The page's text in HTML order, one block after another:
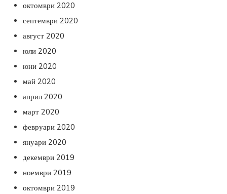
октомври 2020
септември 2020
август 2020
юли 2020
юни 2020
май 2020
април 2020
март 2020
февруари 2020
януари 2020
декември 2019
ноември 2019
октомври 2019